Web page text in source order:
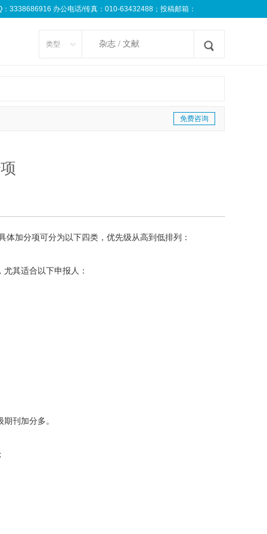
3338686916 办公电话/传真：010-63432488；投稿邮箱：
类型
免费咨询
加分项可分为以下四类，优先级从高到低排列：
其适合以下申报人：
刊加分多。